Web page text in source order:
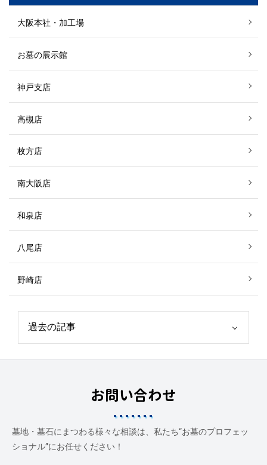
大阪本社・加工場
お墓の展示館
神戸支店
高槻店
枚方店
南大阪店
和泉店
八尾店
野崎店
お問い合わせ
墓地・墓石にまつわる様々な相談は、私たち“お墓のプロフェッ
ショナル”にお任せください！